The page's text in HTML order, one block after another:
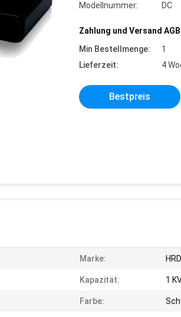
Modellnummer:
DC
Zahlung und Versand
Min Bestellmenge:
1
Lieferzeit:
4
Bestpreis
Marke:
Kapazität: 1
Farbe: